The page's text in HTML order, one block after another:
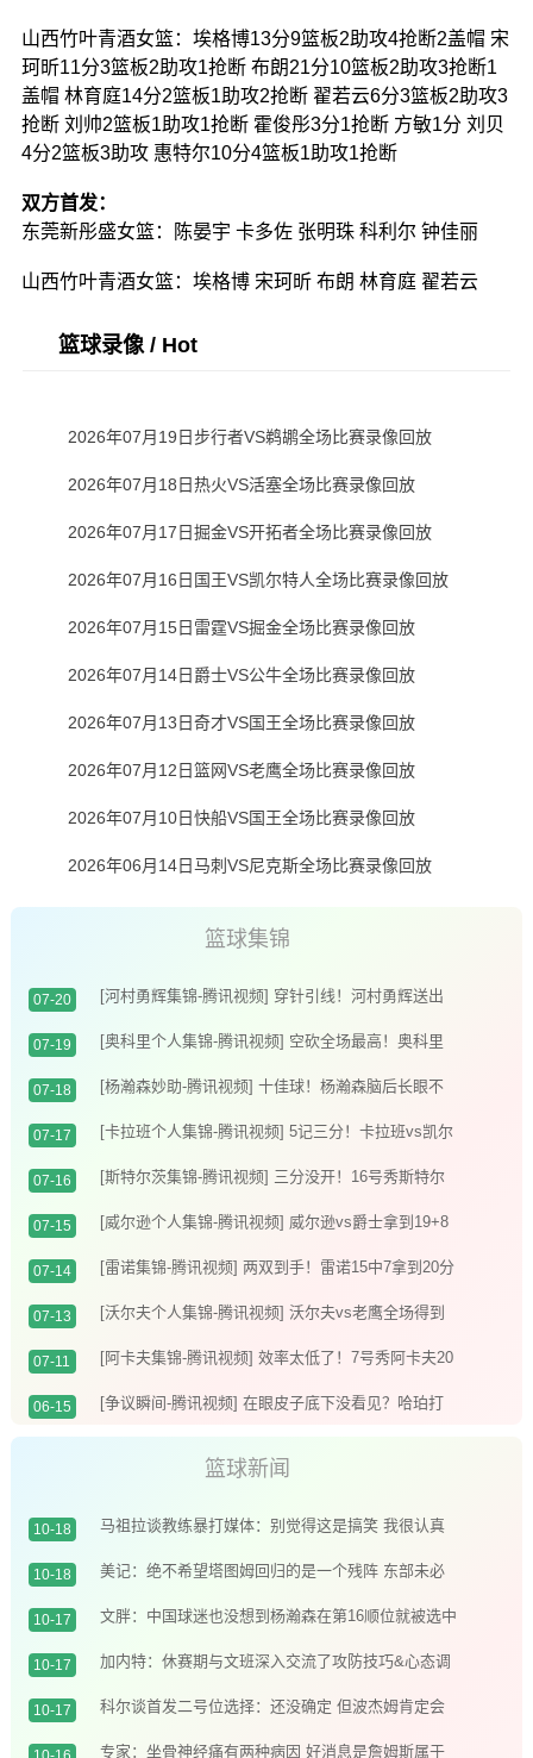
山西竹叶青酒女篮：埃格博13分9篮板2助攻4抢断2盖帽 宋
珂昕11分3篮板2助攻1抢断 布朗21分10篮板2助攻3抢断1
盖帽 林育庭14分2篮板1助攻2抢断 翟若云6分3篮板2助攻3
抢断 刘帅2篮板1助攻1抢断 霍俊彤3分1抢断 方敏1分 刘贝
4分2篮板3助攻 惠特尔10分4篮板1助攻1抢断
双方首发：
东莞新彤盛女篮：陈晏宇 卡多佐 张明珠 科利尔 钟佳丽
山西竹叶青酒女篮：埃格博 宋珂昕 布朗 林育庭 翟若云
篮球录像 / Hot
2026年07月19日步行者VS鹈鹕全场比赛录像回放
2026年07月18日热火VS活塞全场比赛录像回放
2026年07月17日掘金VS开拓者全场比赛录像回放
2026年07月16日国王VS凯尔特人全场比赛录像回放
2026年07月15日雷霆VS掘金全场比赛录像回放
2026年07月14日爵士VS公牛全场比赛录像回放
2026年07月13日奇才VS国王全场比赛录像回放
2026年07月12日篮网VS老鹰全场比赛录像回放
2026年07月10日快船VS国王全场比赛录像回放
2026年06月14日马刺VS尼克斯全场比赛录像回放
篮球集锦
07-20
[河村勇辉集锦-腾讯视频] 穿针引线！河村勇辉送出
全场最高12助攻 8中2拿到5分5板
07-19
[奥科里个人集锦-腾讯视频] 空砍全场最高！奥科里
vs热火得27分4板
07-18
[杨瀚森妙助-腾讯视频] 十佳球！杨瀚森脑后长眼不
看人回传助队友暴扣
07-17
[卡拉班个人集锦-腾讯视频] 5记三分！卡拉班vs凯尔
特人得21+8
07-16
[斯特尔茨集锦-腾讯视频] 三分没开！16号秀斯特尔
茨16投8中&三分8中2得到22分2板6助
07-15 [威尔逊个人集锦-腾讯视频] 威尔逊vs爵士拿到19+8
07-14
[雷诺集锦-腾讯视频] 两双到手！雷诺15中7拿到20分
12板 三分5中2
07-13
[沃尔夫个人集锦-腾讯视频] 沃尔夫vs老鹰全场得到
20+5
07-11
[阿卡夫集锦-腾讯视频] 效率太低了！7号秀阿卡夫20
中6拿到19分3板7助2断1帽 4失误
06-15
[争议瞬间-腾讯视频] 在眼皮子底下没看见？哈珀打
篮球新闻
10-18
马祖拉谈教练暴打媒体：别觉得这是搞笑 我很认真
以后还会继续搞
10-18
美记：绝不希望塔图姆回归的是一个残阵 东部未必
是菜鸡互啄
10-17
文胖：中国球迷也没想到杨瀚森在第16顺位就被选中
他们也惊讶
10-17
加内特：休赛期与文班深入交流了攻防技巧&心态调
整 没垃圾话内容
10-17
科尔谈首发二号位选择：还没确定 但波杰姆肯定会
出战很长时间
专家：坐骨神经痛有两种病因 好消息是詹姆斯属于